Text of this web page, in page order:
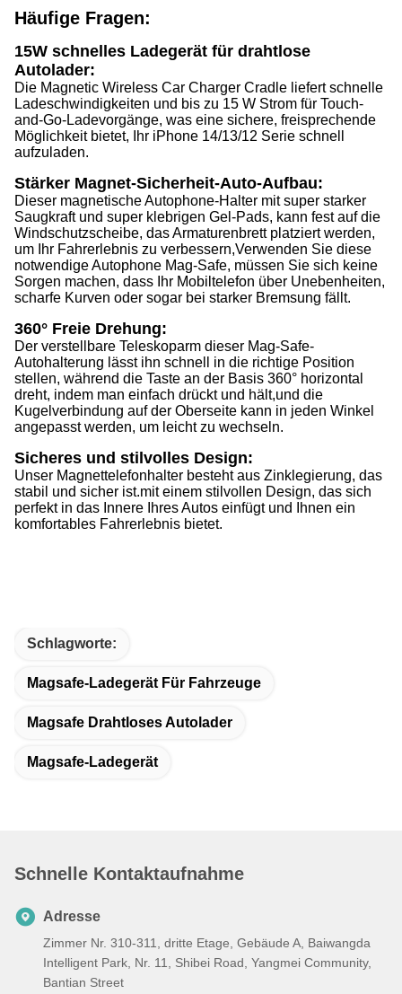
Häufige Fragen:
15W schnelles Ladegerät für drahtlose
Autolader:
Die Magnetic Wireless Car Charger Cradle liefert schnelle
Ladeschwindigkeiten und bis zu 15 W Strom für Touch-
and-Go-Ladevorgänge, was eine sichere, freisprechende
Möglichkeit bietet, Ihr iPhone 14/13/12 Serie schnell
aufzuladen.
Stärker Magnet-Sicherheit-Auto-Aufbau:
Dieser magnetische Autophone-Halter mit super starker
Saugkraft und super klebrigen Gel-Pads, kann fest auf die
Windschutzscheibe, das Armaturenbrett platziert werden,
um Ihr Fahrerlebnis zu verbessern,Verwenden Sie diese
notwendige Autophone Mag-Safe, müssen Sie sich keine
Sorgen machen, dass Ihr Mobiltelefon über Unebenheiten,
scharfe Kurven oder sogar bei starker Bremsung fällt.
360° Freie Drehung:
Der verstellbare Teleskoparm dieser Mag-Safe-
Autohalterung lässt ihn schnell in die richtige Position
stellen, während die Taste an der Basis 360° horizontal
dreht, indem man einfach drückt und hält,und die
Kugelverbindung auf der Oberseite kann in jeden Winkel
angepasst werden, um leicht zu wechseln.
Sicheres und stilvolles Design:
Unser Magnettelefonhalter besteht aus Zinklegierung, das
stabil und sicher ist.mit einem stilvollen Design, das sich
perfekt in das Innere Ihres Autos einfügt und Ihnen ein
komfortables Fahrerlebnis bietet.
Schlagworte:
Magsafe-Ladegerät Für Fahrzeuge
Magsafe Drahtloses Autolader
Magsafe-Ladegerät
Schnelle Kontaktaufnahme
Adresse
Zimmer Nr. 310-311, dritte Etage, Gebäude A, Baiwangda
Intelligent Park, Nr. 11, Shibei Road, Yangmei Community,
Bantian Street